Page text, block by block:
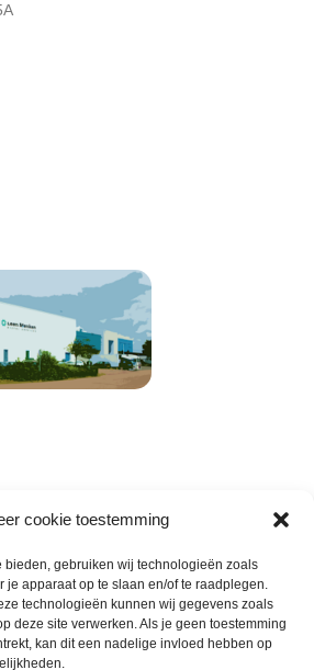
cookie toestemming
bieden, gebruiken wij technologieën zoals
je apparaat op te slaan en/of te raadplegen.
technologieën kunnen wij gegevens zoals
deze site verwerken. Als je geen toestemming
kan dit een nadelige invloed hebben op